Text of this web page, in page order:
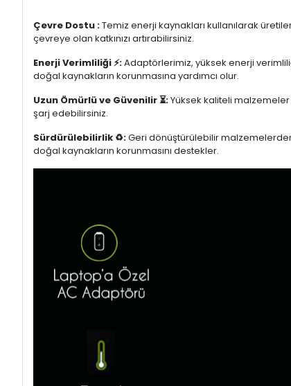
Çevre Dostu :Temiz enerji kaynakları kullanılarak
çevreye olan katkınızı artırabilirsiniz.
Enerji Verimliliği ⚡:Adaptörlerimiz, yüksek enerji
doğal kaynakların korunmasına yardımcı olur.
Uzun Ömürlü ve Güvenilir ⏳:Yüksek kaliteli malzemeler
şarj edebilirsiniz.
Sürdürülebilirlik ♻️:Geri dönüştürülebilir
doğal kaynakların korunmasını destekler.